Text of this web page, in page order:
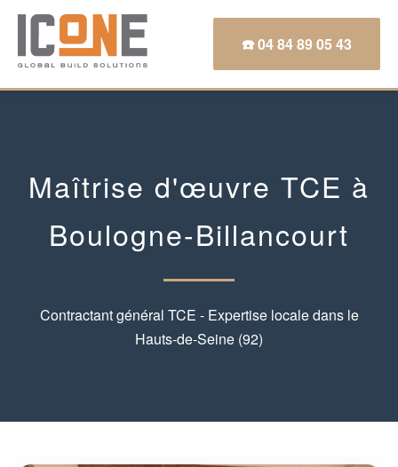
☎️ 04 84 89 05 43
Maîtrise d'œuvre TCE à
Boulogne-Billancourt
Contractant général TCE - Expertise locale dans le
Hauts-de-Seine (92)